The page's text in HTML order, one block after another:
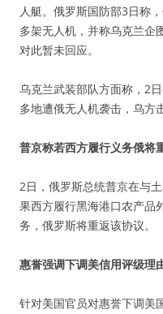
人艇。俄罗斯国防部3日称
多架无人机，并称乌克兰企
对此暂未回应。
乌克兰武装部队方面称，2
多地遭俄无人机袭击，乌方
普京称若西方履行义务俄将
2日，俄罗斯总统普京在与
果西方履行黑海港口农产品
务，俄罗斯将重返该协议。
惠誉强调下调美信用评级理
针对美国官员对惠誉下调美